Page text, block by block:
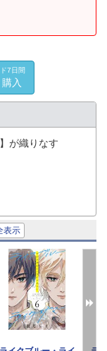
7日間
入
が織りなす
。
よう」と突然告
き放し…。
表示